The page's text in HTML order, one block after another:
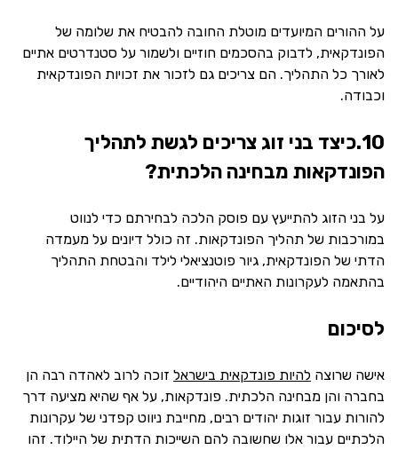
על ההורים המיועדים מוטלת החובה להבטיח את שלומה של
הפונדקאית, לדבוק בהסכמים חוזיים ולשמור על סטנדרטים אתיים
לאורך כל התהליך. הם צריכים גם לזכור את זכויות הפונדקאית
וכבודה.
10.כיצד בני זוג צריכים לגשת לתהליך
הפונדקאות מבחינה הלכתית?
על בני הזוג להתייעץ עם פוסק הלכה לבחירתם כדי לנווט
במורכבות של תהליך הפונדקאות. זה כולל דיונים על מעמדה
הדתי של הפונדקאית, גיור פוטנציאלי לילד והבטחת התהליך
בהתאמה לעקרונות האתיים היהודיים.
לסיכום
אישה שרוצה להיות פונדקאית בישראל זוכה לרוב לאהדה רבה הן
בחברה והן מבחינה הלכתית. פונדקאות, על אף שהיא מציעה דרך
להורות עבור זוגות יהודים רבים, מחייבת ניווט קפדני של עקרונות
הלכתיים עבור אלו שחשובה להם השייכות הדתית של היילוד. זהו